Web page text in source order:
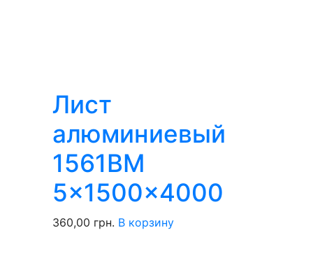
Лист
алюминиевый
1561BM
5x1500x4000
360,00 грн. В корзину